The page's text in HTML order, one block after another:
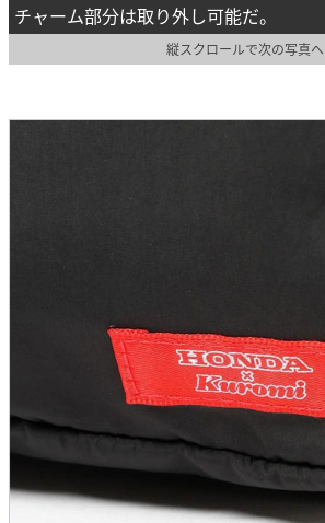
チャーム部分は取り外し可能だ。
縦スクロールで次の写真へ